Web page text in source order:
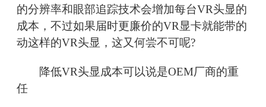
的分辨率和眼部追踪技术会增加每台VR头显的
成本，不过如果届时更廉价的VR显卡就能带的
动这样的VR头显，这又何尝不可呢?
降低VR头显成本可以说是OEM厂商的重
任